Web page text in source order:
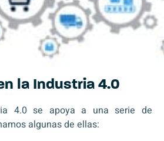
la Industria 4.0
4.0 se apoya a una serie de
algunas de ellas: